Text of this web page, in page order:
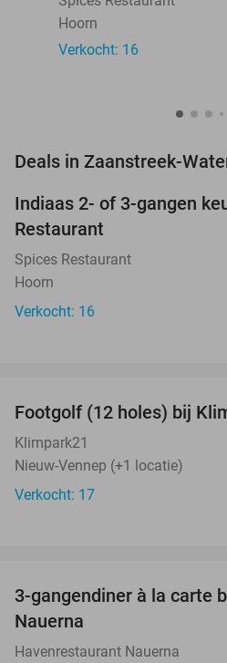
Hoorn
Verkocht: 16
Deals in Zaanstreek-
TODAY
Indiaas 2- of 3-gangen
Restaurant
Spices Restaurant
Hoorn
Verkocht: 16
NEW
TODAY
Footgolf (12 holes) bij
Klimpark21
Nieuw-Vennep (+1 locatie)
Verkocht: 17
3-gangendiner à la carte
Nauerna
Havenrestaurant Nauerna